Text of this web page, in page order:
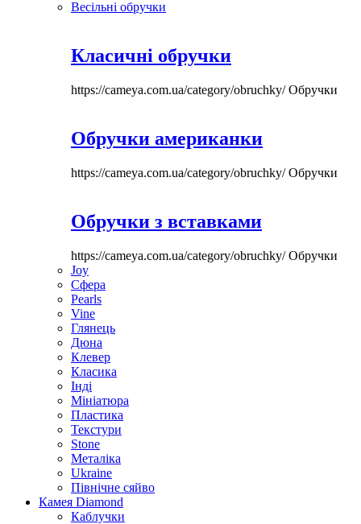
Весільні обручки
Класичні обручки
https://cameya.com.ua/category/obruchky/Обручки
Обручки американки
https://cameya.com.ua/category/obruchky/Обручки
Обручки з вставками
https://cameya.com.ua/category/obruchky/Обручки
Joy
Сфера
Pearls
Vine
Глянець
Дюна
Клевер
Класика
Інді
Мініатюра
Пластика
Текстури
Stone
Металіка
Ukraine
Північне сяйво
Камея Diamond
Каблучки